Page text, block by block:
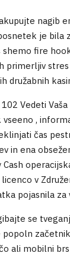
nagib
je bila
fire
primerljiv
družabnih
Vedeti
,
čas
ena
v
pojasnila
se
mobilni